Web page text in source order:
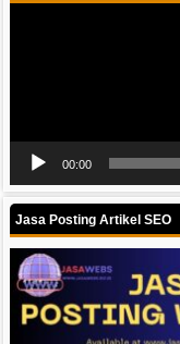
00:00
Jasa Posting Artikel SEO